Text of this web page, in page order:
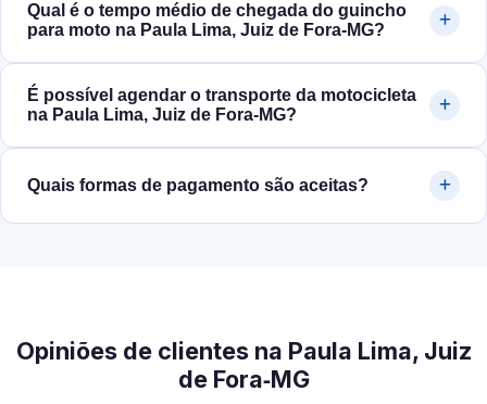
Qual é o tempo médio de chegada do guincho
para moto na Paula Lima, Juiz de Fora‑MG?
É possível agendar o transporte da motocicleta
na Paula Lima, Juiz de Fora‑MG?
Quais formas de pagamento são aceitas?
Opiniões de clientes na Paula Lima, Juiz
de Fora‑MG